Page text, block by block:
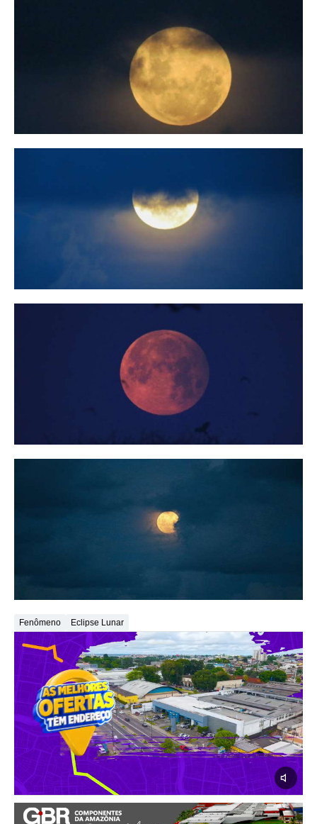
Fenômeno Eclipse Lunar